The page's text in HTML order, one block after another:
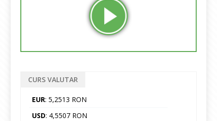
CURS VALUTAR
EUR: 5,2513 RON
USD: 4,5507 RON